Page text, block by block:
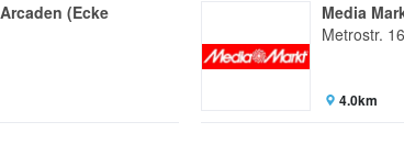
(Ecke
Media
Metrostr. 16
4.0km